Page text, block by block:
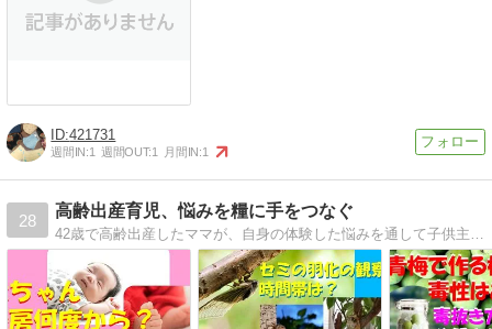
421731
週間IN:1 週間OUT:1 月間IN:1
28
高齢出産育児、悩みを糧に手をつなぐ